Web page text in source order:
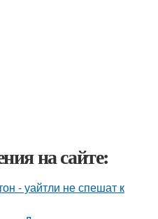
на сайте:
- уайтли не спешат к